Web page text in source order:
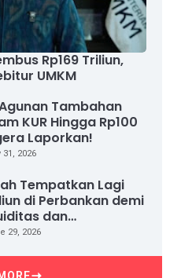
Rp169 Triliun,
UMKM
Tambahan
KUR Hingga Rp100
Laporkan!
31, 2026
Tempatkan Lagi
di Perbankan demi
dan
Kredit
29, 2026